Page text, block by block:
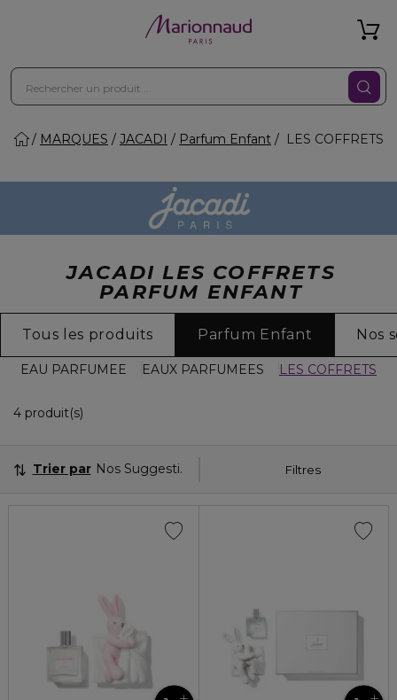
MARQUES JACADI Parfum Enfant LES COFFRETS
JACADI LES COFFRETS
PARFUM ENFANT
Tous les produits Parfum Enfant Nos
EAU PARFUMEE EAUX PARFUMEES LES COFFRETS
4 produit(s)
Filtres
Trier par Nos Suggestions